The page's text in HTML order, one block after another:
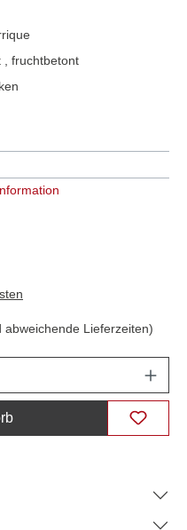
, fruchtbetont
abweichende Lieferzeiten)